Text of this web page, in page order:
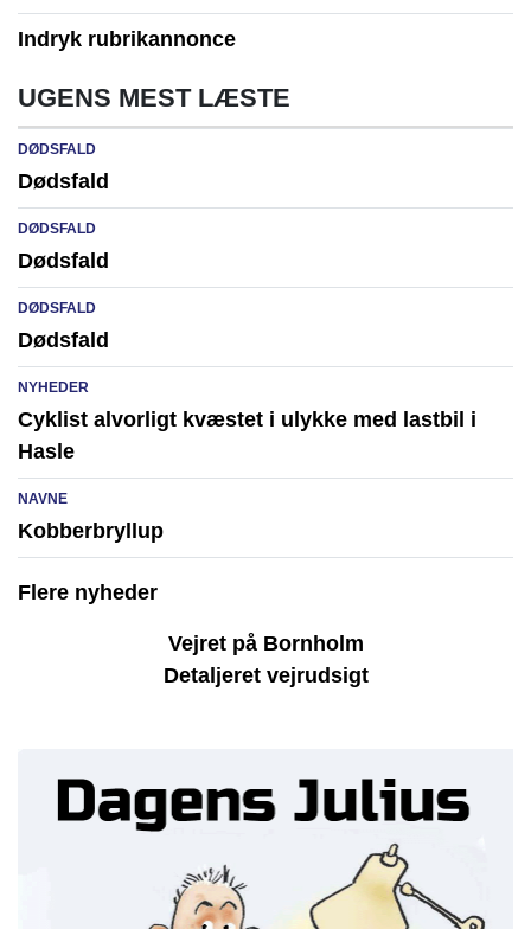
Indryk rubrikannonce
UGENS MEST LÆSTE
DØDSFALD
Dødsfald
DØDSFALD
Dødsfald
DØDSFALD
Dødsfald
NYHEDER
Cyklist alvorligt kvæstet i ulykke med lastbil i
Hasle
NAVNE
Kobberbryllup
Flere nyheder
Vejret på Bornholm
Detaljeret vejrudsigt